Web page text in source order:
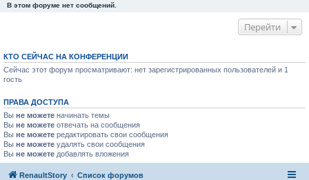
В этом форуме нет сообщений.
Перейти
КТО СЕЙЧАС НА КОНФЕРЕНЦИИ
Сейчас этот форум просматривают: нет зарегистрированных пользователей и 1
гость
ПРАВА ДОСТУПА
Вы не можете начинать темы
Вы не можете отвечать на сообщения
Вы не можете редактировать свои сообщения
Вы не можете удалять свои сообщения
Вы не можете добавлять вложения
RenaultStory Список форумов